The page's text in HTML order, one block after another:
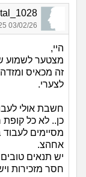
tal_1028, בן 30, אורח
03/02/26 20:25
היי,
מצטער לשמוע
זה מכאיס
לצערי.
חשבת אולי
כן.. לא כל
מסיימים
אחהצ.
יש תנאים
חסר מזכירות